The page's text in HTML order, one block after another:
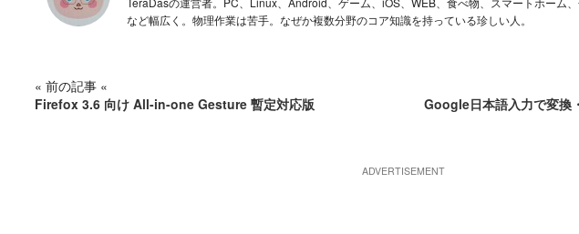
など幅広く。物理作業は苦手。なぜか複数分野のコア知識を持っている珍しい人。
« 前の記事 «
Firefox 3.6 向け All-in-one Gesture 暫定対応版
Google日本語入力で変換